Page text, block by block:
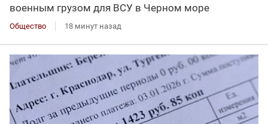
военным грузом для ВСУ в Черном море
Общество 18 минут назад